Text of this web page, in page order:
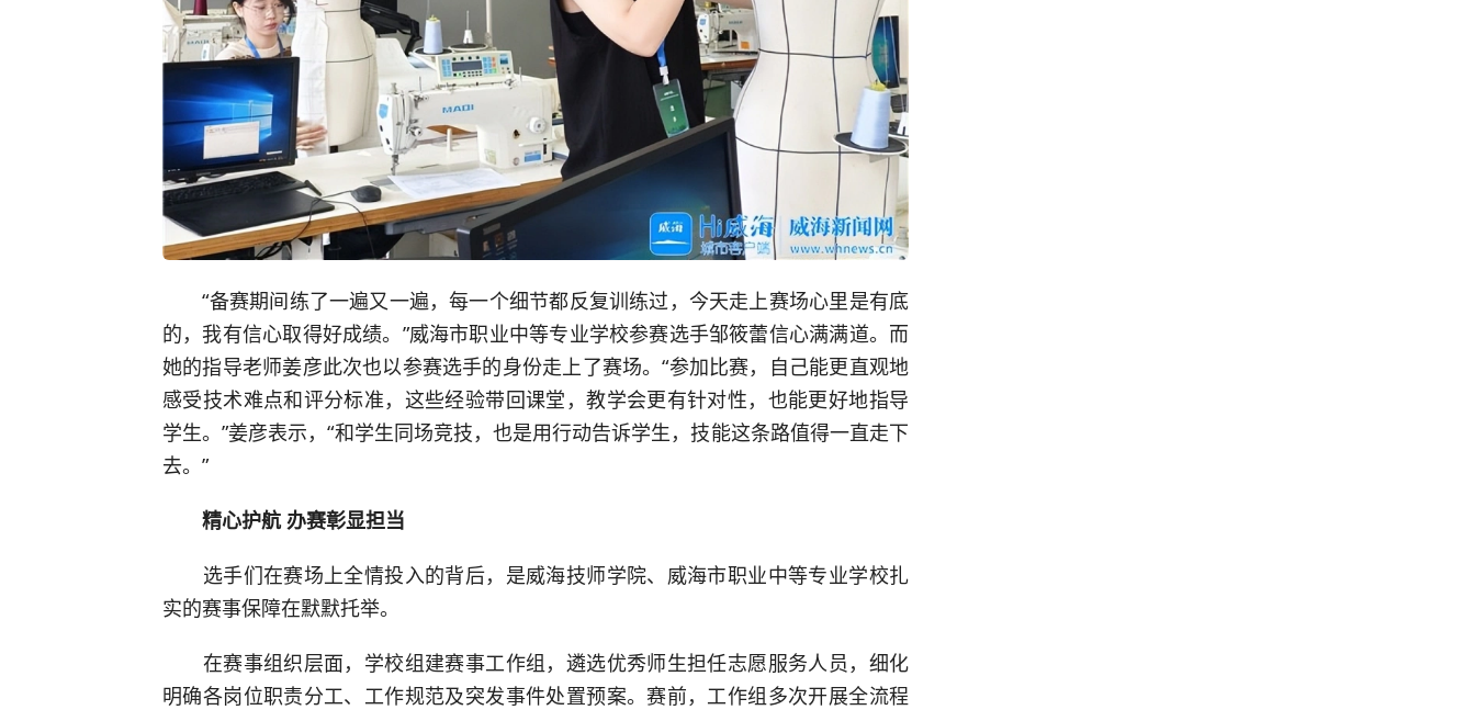
“备赛期间练了一遍又一遍，每一个细节都反复训练过，今天走上赛场心里是有底
的，我有信心取得好成绩。”威海市职业中等专业学校参赛选手邹筱蕾信心满满道。而
她的指导老师姜彦此次也以参赛选手的身份走上了赛场。“参加比赛，自己能更直观地
感受技术难点和评分标准，这些经验带回课堂，教学会更有针对性，也能更好地指导
学生。”姜彦表示，“和学生同场竞技，也是用行动告诉学生，技能这条路值得一直走下
去。”
精心护航 办赛彰显担当
选手们在赛场上全情投入的背后，是威海技师学院、威海市职业中等专业学校扎
实的赛事保障在默默托举。
在赛事组织层面，学校组建赛事工作组，遴选优秀师生担任志愿服务人员，细化
明确各岗位职责分工、工作规范及突发事件处置预案。赛前，工作组多次开展全流程